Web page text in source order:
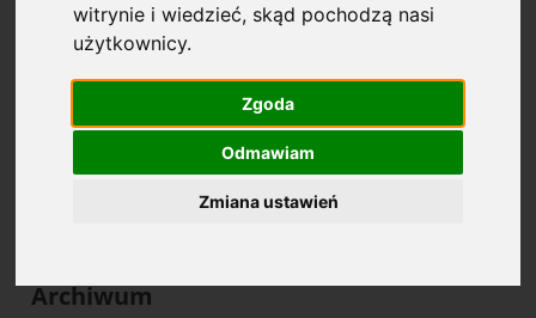
witrynie i wiedzieć, skąd pochodzą nasi
użytkownicy.
Zgoda
Odmawiam
Zmiana ustawień
Opcje przeglądania
Kategorie: Archiwum
Archiwum